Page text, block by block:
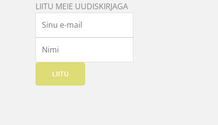
LIITU MEIE UUDISKIRJAGA
LIITU